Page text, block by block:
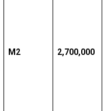
M2 2,700,000